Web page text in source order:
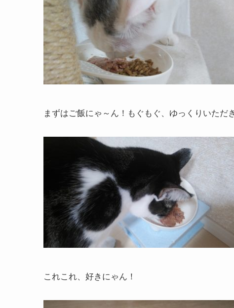
まずはご飯にゃ～ん！もぐもぐ、ゆっくりいただ
これこれ、好きにゃん！